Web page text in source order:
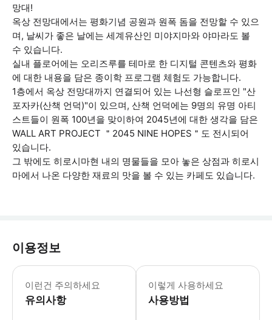
망대!
옥상 전망대에서는 평화기념 공원과 원폭 돔을 전망할 수 있으
며, 날씨가 좋은 날에는 세계유산인 미야지마와 야마라도 볼
수 있습니다.
실내 플로어에는 오리즈루를 테마로 한 디지털 콘텐츠와 평화
에 대한 내용을 담은 종이학 프로그램 체험도 가능합니다.
1층에서 옥상 전망대까지 연결되어 있는 나선형 슬로프인 "산
포자카(산책 언덕)"이 있으며, 산책 언덕에는 9명의 유명 아티
스트들이 원폭 100년을 맞이하여 2045년에 대한 생각을 담은
WALL ART PROJECT ＂2045 NINE HOPES＂도 전시되어
있습니다.
그 밖에도 히로시마현 내의 명물들을 모아 놓은 상점과 히로시
마에서 나온 다양한 재료의 맛을 볼 수 있는 카페도 있습니다.
이용정보
이런건 주의하세요
유의사항
8세 이하 어린이는 18세 이상 보호자
이렇게 사용하세요
사용방법